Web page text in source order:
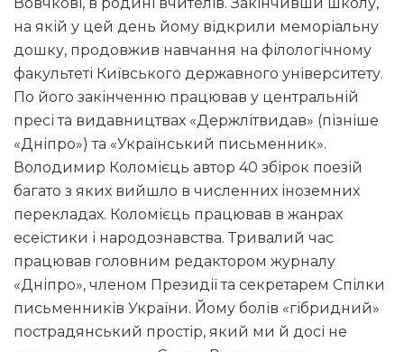
на якій у цей день йому відкрили меморіальну
дошку, продовжив навчання на філологічному
факультеті Київського державного університету.
По його закінченню працював у центральній
пресі та видавництвах «Держлітвидав» (пізніше
«Дніпро») та «Український письменник».
Володимир Коломієць автор 40 збірок поезій
багато з яких вийшло в численних іноземних
перекладах. Коломієць працював в жанрах
есеїстики і народознавства. Тривалий час
працював головним редактором журналу
«Дніпро», членом Президії та секретарем Спілки
письменників України. Йому болів «гібридний»
пострадянський простір, який ми й досі не